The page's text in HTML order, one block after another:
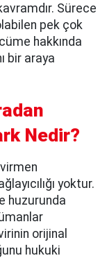
Sürece
pek çok
hakkında
bir araya
Nedir?
yoktur.
huzurunda
orijinal
hukuki